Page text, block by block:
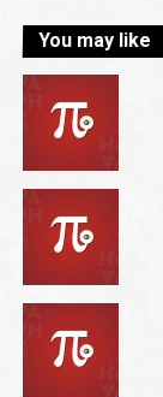
You may like